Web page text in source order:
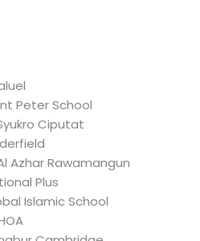
Peter School
Ciputat
Azhar Rawamangun
Plus
Islamic School